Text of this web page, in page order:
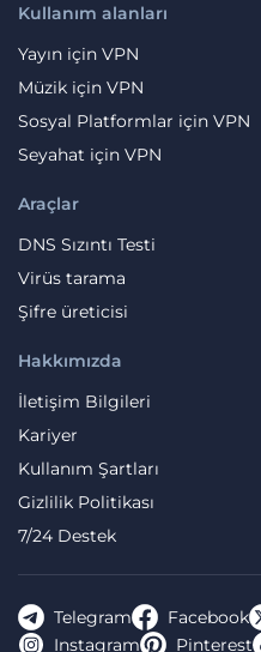
Kullanım alanları
Yayın için VPN
Müzik için VPN
Sosyal Platformlar için VPN
Seyahat için VPN
Hakkımızda
İletişim Bilgileri
Kariyer
Kullanım Şartları
Gizlilik Politikası
7/24 Destek
Araçlar
DNS Sızıntı Testi
Virüs tarama
Şifre üreticisi
Telegram Facebook
Instagram
Pinterest